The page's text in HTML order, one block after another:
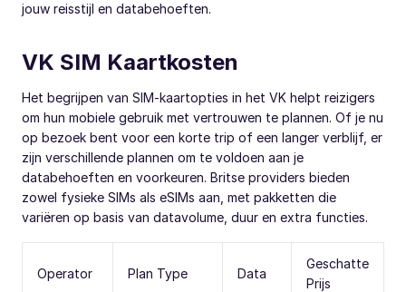
jouw reisstijl en databehoeften.
VK SIM Kaartkosten
Het begrijpen van SIM-kaartopties in het VK helpt reizigers
om hun mobiele gebruik met vertrouwen te plannen. Of je nu
op bezoek bent voor een korte trip of een langer verblijf, er
zijn verschillende plannen om te voldoen aan je
databehoeften en voorkeuren. Britse providers bieden
zowel fysieke SIMs als eSIMs aan, met pakketten die
variëren op basis van datavolume, duur en extra functies.
Operator Plan Type Data
Geschatte
Prijs